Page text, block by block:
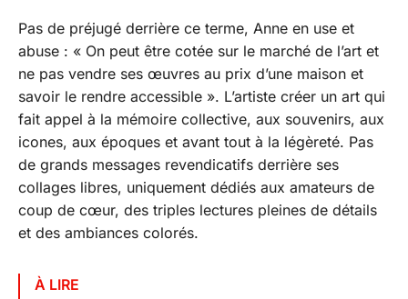
Pas de préjugé derrière ce terme, Anne en use et
abuse : « On peut être cotée sur le marché de l’art et
ne pas vendre ses œuvres au prix d’une maison et
savoir le rendre accessible ». L’artiste créer un art qui
fait appel à la mémoire collective, aux souvenirs, aux
icones, aux époques et avant tout à la légèreté. Pas
de grands messages revendicatifs derrière ses
collages libres, uniquement dédiés aux amateurs de
coup de cœur, des triples lectures pleines de détails
et des ambiances colorés.
À LIRE